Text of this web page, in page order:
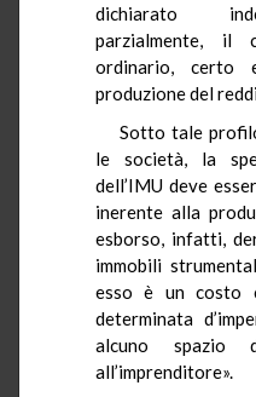
dichiarato
parzialmente,
ordinario, certo
produzione del
Sotto tale
le società, la
dell’IMU deve
inerente alla
esborso, infatti,
immobili
esso è un costo
determinata
alcuno spazio
all’imprenditore».